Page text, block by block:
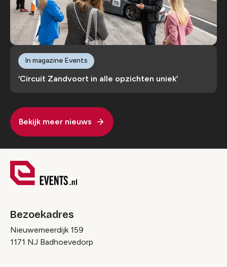
‘Circuit Zandvoort in alle opzichten uniek’
In magazine Events
Bekijk meer nieuws
Bezoekadres
Nieuwemeerdijk 159
1171 NJ Badhoevedorp